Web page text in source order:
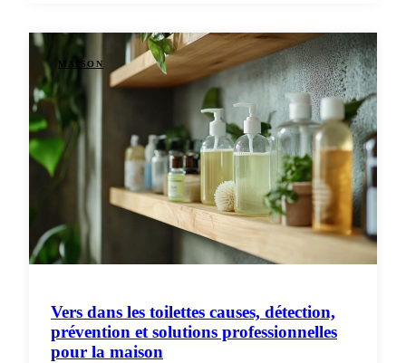
MAISON
Vers dans les toilettes causes, détection,
prévention et solutions professionnelles
pour la maison